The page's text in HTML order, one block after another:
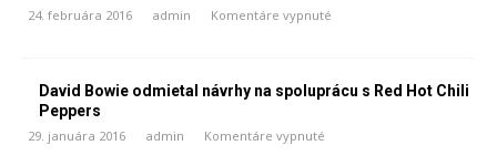
24. februára 2016 admin Komentáre vypnuté
David Bowie odmietal návrhy na spoluprácu s Red Hot Chili
Peppers
29. januára 2016 admin Komentáre vypnuté